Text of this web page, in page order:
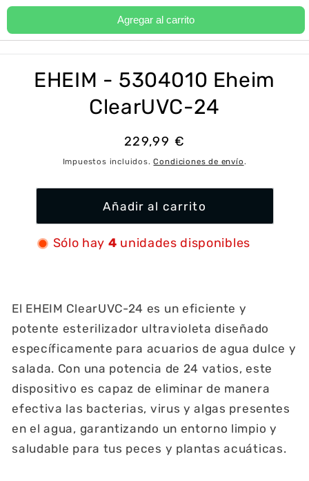
Ir
al contenido
Ir
información
EHEIM - 5304010 Eheim
ClearUVC-24
Precio
habitual
229,99 €
Impuestos incluidos.Condiciones de envío.
Añadir al carrito
Sólo hay 4 unidades disponibles
El EHEIM ClearUVC-24 es un eficiente y
potente esterilizador ultravioleta diseñado
específicamente para acuarios de agua dulce y
salada. Con una potencia de 24 vatios, este
dispositivo es capaz de eliminar de manera
efectiva las bacterias, virus y algas presentes
en el agua, garantizando un entorno limpio y
saludable para tus peces y plantas acuáticas.
Agregar al carrito